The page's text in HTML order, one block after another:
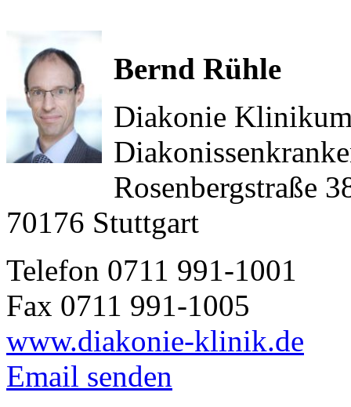
Bernd Rühle
Diakonie
Rosenbergstraße
70176 Stuttgart
Telefon 0711 991-1001
Fax 0711 991-1005
www.diakonie-klinik.de
Email senden